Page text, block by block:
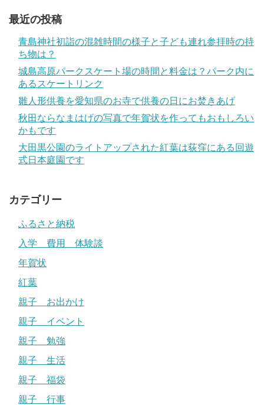
最近の投稿
青島神社初詣の混雑時間の様子と子ども連れ参拝時の持
ち物は？
城島高原パークスケート場の時間と料金は？パーク内に
あるスケートリンク
雛人形供養を愛知県のお寺で供養の日にお焚きあげ
秋田ならなまはげの写真で年賀状を作ってもおもしろい
かもです
大田黒公園のライトアップされた紅葉は荻窪にある回遊
式日本庭園です
カテゴリー
ふるさと納税
入学 費用 体験談
年賀状
紅葉
親子 お出かけ
親子 イベント
親子 勉強
親子 生活
親子 福袋
親子 行事